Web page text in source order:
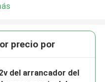
precio por
del arrancador del